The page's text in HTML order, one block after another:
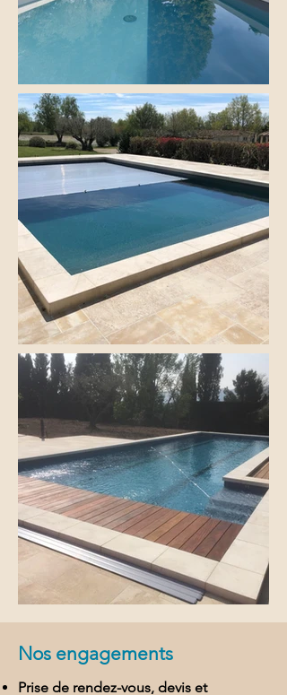
Nos engagements
Prise de rendez-vous, devis et